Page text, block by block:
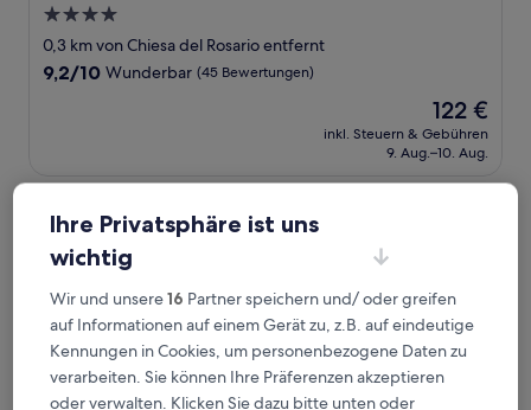
4.0-
Sterne-
Unterkunft
0,3 km von Chiesa del Rosario entfernt
9.2
9,2/10 Wunderbar (45 Bewertungen)
Der
Preis
beträgt
122 €
inkl. Steuern & Gebühren
9. Aug.–10. Aug.
Ihre Privatsphäre ist uns
wichtig
Wir und unsere16 Partner speichern und/ oder greifen
auf Informationen auf einem Gerät zu, z.B. auf eindeutige
Kennungen in Cookies, um personenbezogene Daten zu
verarbeiten. Sie können Ihre Präferenzen akzeptieren
oder verwalten. Klicken Sie dazu bitte unten oder